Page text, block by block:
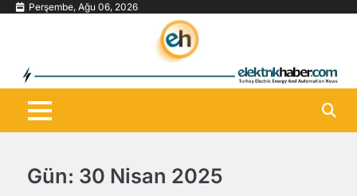
Skip Perşembe, Ağu 06, 2026
Gün: 30 Nisan 2025